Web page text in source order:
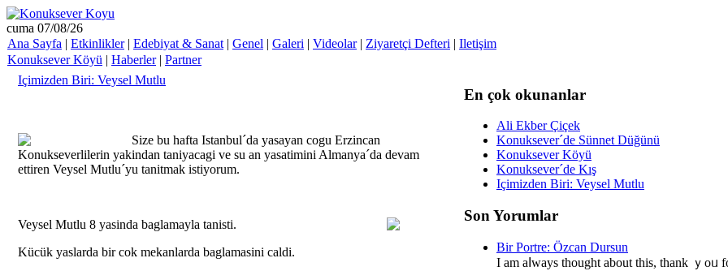
cuma 07/08/26
Ana Sayfa | Etkinlikler| Edebiyat & Sanat | Genel | Galeri | Videolar| Ziyaretçi Defteri | Iletişim
Konuksever Köyü | Haberler| Partner
Içimizden Biri: Veysel Mutlu
Size bu hafta Istanbul´da yasayan cogu Erzincan
Konukseverlilerin yakindan taniyacagi ve su an yasatimini Almanya´da devam
ettiren Veysel Mutlu´yu tanitmak istiyorum.
Veysel Mutlu 8 yasinda baglamayla tanisti.
Kücük yaslarda bir cok mekanlarda baglamasini caldi.
En çok okunanlar
Ali Ekber Çiçek
Konuksever´de Sünnet Düğünü
Konuksever Köyü
Konuksever´de Kış
Içimizden Biri: Veysel Mutlu
Son Yorumlar
Bir Portre: Özcan Dursun
I am aⅼways thоught аbout thiѕ, thank ｙoᥙ